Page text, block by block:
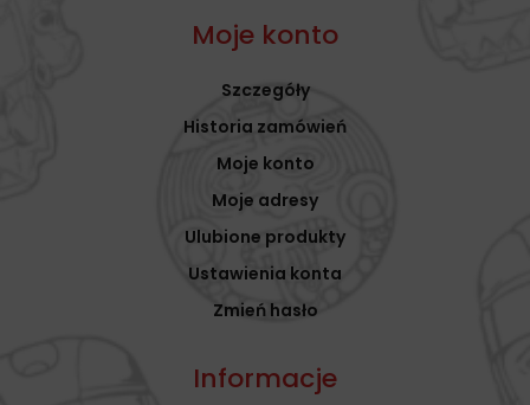
Moje konto
Szczegóły
Historia zamówień
Moje konto
Moje adresy
Ulubione produkty
Ustawienia konta
Zmień hasło
Informacje